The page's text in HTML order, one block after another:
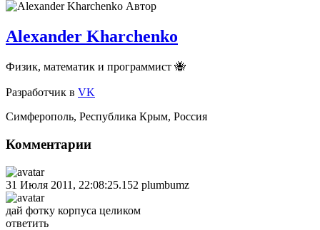
Автор
Alexander Kharchenko
Физик, математик и программист 🐝
Разработчик в VK
Симферополь, Республика Крым, Россия
Комментарии
31 Июля 2011, 22:08:25.152 plumbumz
дай фотку корпуса целиком
ответить